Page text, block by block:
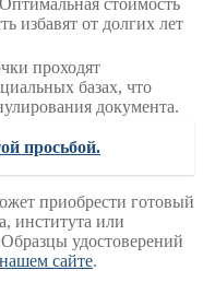
стоимость
избавят от долгих лет
проходят
базах, что
документа.
просьбой.
приобрести готовый
института или
удостоверений
нашем сайте.